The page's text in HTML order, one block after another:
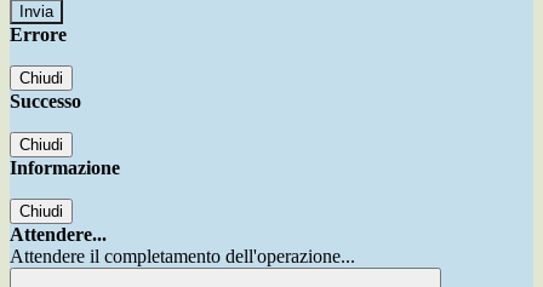
Errore
Chiudi
Successo
Chiudi
Informazione
Chiudi
Attendere...
Attendere il completamento dell'operazione...